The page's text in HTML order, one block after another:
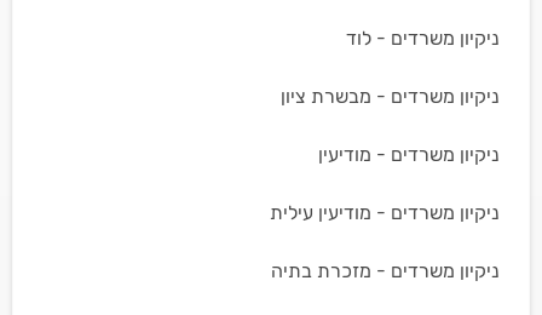
ניקיון משרדים - לוד
ניקיון משרדים - מבשרת ציון
ניקיון משרדים - מודיעין
ניקיון משרדים - מודיעין עילית
ניקיון משרדים - מזכרת בתיה